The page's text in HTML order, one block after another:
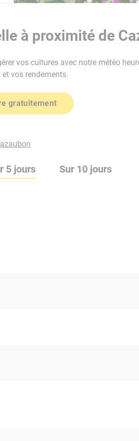
à proximité de
vos cultures avec notre météo
vos rendements.
gratuitement
5 jours Sur 10 jours